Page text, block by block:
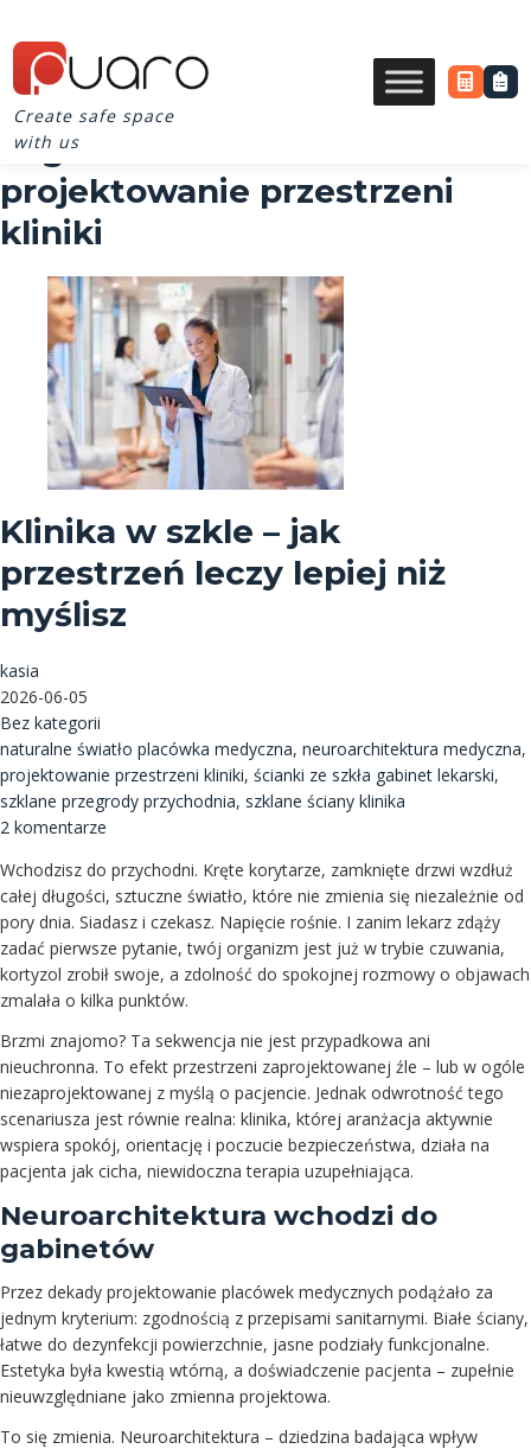
Create safe space
with us
Tag Archives for
projektowanie przestrzeni
kliniki
Klinika w szkle – jak
przestrzeń leczy lepiej niż
myślisz
kasia
2026-06-05
Bez kategorii
naturalne światło placówka medyczna, neuroarchitektura medyczna,
projektowanie przestrzeni kliniki, ścianki ze szkła gabinet lekarski,
szklane przegrody przychodnia, szklane ściany klinika
2 komentarze
Wchodzisz do przychodni. Kręte korytarze, zamknięte drzwi wzdłuż
całej długości, sztuczne światło, które nie zmienia się niezależnie od
pory dnia. Siadasz i czekasz. Napięcie rośnie. I zanim lekarz zdąży
zadać pierwsze pytanie, twój organizm jest już w trybie czuwania,
kortyzol zrobił swoje, a zdolność do spokojnej rozmowy o objawach
zmalała o kilka punktów.
Brzmi znajomo? Ta sekwencja nie jest przypadkowa ani
nieuchronna. To efekt przestrzeni zaprojektowanej źle – lub w ogóle
niezaprojektowanej z myślą o pacjencie. Jednak odwrotność tego
scenariusza jest równie realna: klinika, której aranżacja aktywnie
wspiera spokój, orientację i poczucie bezpieczeństwa, działa na
pacjenta jak cicha, niewidoczna terapia uzupełniająca.
Neuroarchitektura wchodzi do
gabinetów
Przez dekady projektowanie placówek medycznych podążało za
jednym kryterium: zgodnością z przepisami sanitarnymi. Białe ściany,
łatwe do dezynfekcji powierzchnie, jasne podziały funkcjonalne.
Estetyka była kwestią wtórną, a doświadczenie pacjenta – zupełnie
nieuwzględniane jako zmienna projektowa.
To się zmienia. Neuroarchitektura – dziedzina badająca wpływ